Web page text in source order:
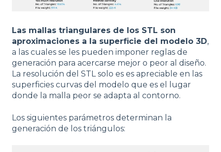
Las mallas triangulares de los STL son
aproximaciones a la superficie del modelo 3D,
a las cuales se les pueden imponer reglas de
generación para acercarse mejor o peor al diseño.
La resolución del STL solo es es apreciable en las
superficies curvas del modelo que es el lugar
donde la malla peor se adapta al contorno.
Los siguientes parámetros determinan la
generación de los triángulos: